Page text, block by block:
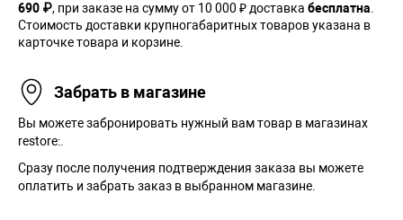
690 ₽, при заказе на сумму от 10 000 ₽ доставка бесплатна.
Стоимость доставки крупногабаритных товаров указана в
карточке товара и корзине.
Забрать в магазине
Вы можете забронировать нужный вам товар в магазинах
restore:.
Сразу после получения подтверждения заказа вы можете
оплатить и забрать заказ в выбранном магазине.